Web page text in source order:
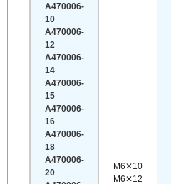
A470006-
10
A470006-
12
A470006-
14
A470006-
15
A470006-
16
A470006-
18
A470006-
20
M6✕10
M6✕12